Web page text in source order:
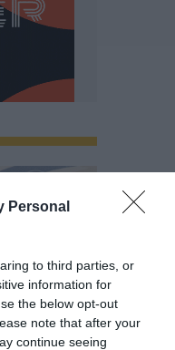
Personal
to third parties, or
information for
the below opt-out
note that after your
continue seeing